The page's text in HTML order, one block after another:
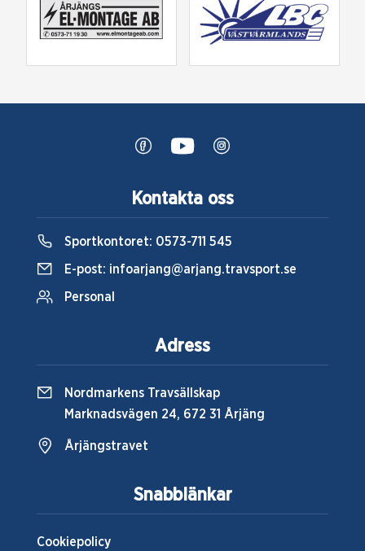
Snabblänkar
Cookiepolicy
Kontakta oss
Sportkontoret: 0573-711 545
E-post: infoarjang@arjang.travsport.se
Personal
Adress
Nordmarkens Travsällskap
Marknadsvägen 24, 672 31 Årjäng
Årjängstravet